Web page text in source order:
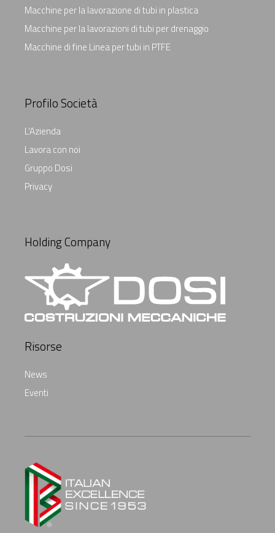
Macchine per la lavorazione di tubi in plastica
Macchine per la lavorazioni di tubi per drenaggio
Macchine di fine Linea per tubi in PTFE
Profilo Società
L'Azienda
Lavora con noi
Gruppo Dosi
Privacy
Holding Company
Risorse
News
Eventi